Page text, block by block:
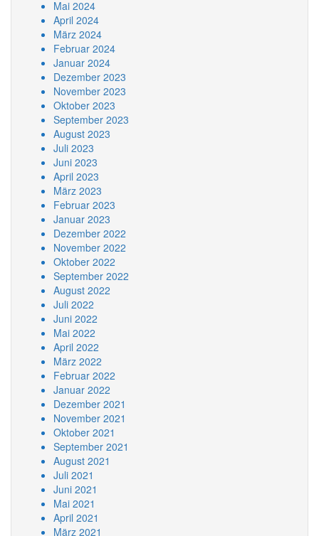
Mai 2024
April 2024
März 2024
Februar 2024
Januar 2024
Dezember 2023
November 2023
Oktober 2023
September 2023
August 2023
Juli 2023
Juni 2023
April 2023
März 2023
Februar 2023
Januar 2023
Dezember 2022
November 2022
Oktober 2022
September 2022
August 2022
Juli 2022
Juni 2022
Mai 2022
April 2022
März 2022
Februar 2022
Januar 2022
Dezember 2021
November 2021
Oktober 2021
September 2021
August 2021
Juli 2021
Juni 2021
Mai 2021
April 2021
März 2021